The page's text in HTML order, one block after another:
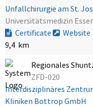
Unfallchirurgie am St.
Universitätsmedizin
Certificate
Website
9,4 km
Regionales
ZFD-020
Interdisziplinäres
Kliniken Bottrop GmbH